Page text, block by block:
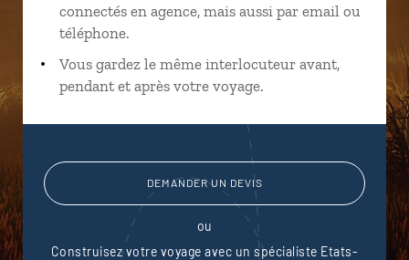
connectés en agence, mais aussi par email ou
téléphone.
Vous gardez le même interlocuteur avant,
pendant et après votre voyage.
DEMANDER UN DEVIS
ou
Construisez votre voyage avec un spécialiste Etats-